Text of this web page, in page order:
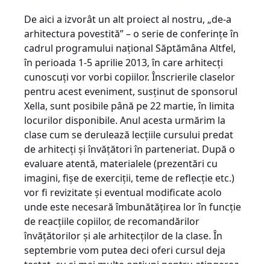
De aici a izvorât un alt proiect al nostru, „de-a
arhitectura povestită” – o serie de conferinţe în
cadrul programului naţional Săptămâna Altfel,
în perioada 1-5 aprilie 2013, în care arhitecţi
cunoscuţi vor vorbi copiilor. Înscrierile claselor
pentru acest eveniment, susţinut de sponsorul
Xella, sunt posibile până pe 22 martie, în limita
locurilor disponibile. Anul acesta urmărim la
clase cum se derulează lecţiile cursului predat
de arhitecţi şi învăţători în parteneriat. După o
evaluare atentă, materialele (prezentări cu
imagini, fişe de exerciţii, teme de reflecţie etc.)
vor fi revizitate şi eventual modificate acolo
unde este necesară îmbunătăţirea lor în funcţie
de reacţiile copiilor, de recomandărilor
învăţătorilor şi ale arhitecţilor de la clase. În
septembrie vom putea deci oferi cursul deja